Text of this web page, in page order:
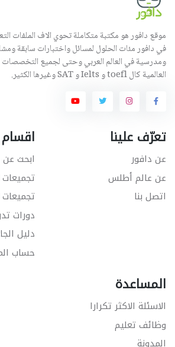
موقع دافور هو مكتبة متكاملة تحوي الاف الملفات
في دافور مئات الحلول لمسائل واختبارات سابقة
ومدرسية في العالم العربي وحتى لجميع التخصصات
العالمية كال toefl و Ielts و SAT وغيرها الكثير.
تعرّف علينا
عن دافور
عن عالم أطلس
اتصل بنا
ابحث
تجميعات
تجميعات
دورات
دليل
حساب
المساعدة
الاسئلة الاكثر تكرارا
وظائف تعليم